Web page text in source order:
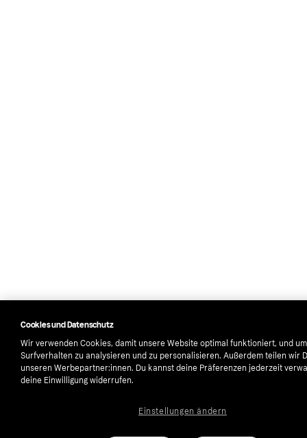
Cookies und Datenschutz
Wir verwenden Cookies, damit unsere Website optimal funktioniert, und
Surfverhalten zu analysieren und zu personalisieren. Außerdem teilen wir
unseren Werbepartner:innen. Du kannst deine Präferenzen jederzeit
deine Einwilligung widerrufen.
Einstellungen ändern